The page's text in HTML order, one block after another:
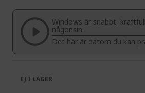
of
images
gallery
beginning
the
images
gallery
Windows är snabbt,
någonsin.
Det här är datorn du kan
EJ I LAGER